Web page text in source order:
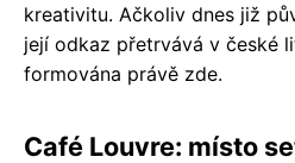
kreativitu. Ačkoliv dnes již
její odkaz přetrvává v české
formována právě zde.
Café Louvre: místo